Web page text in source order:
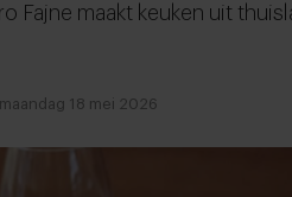
Fajne maakt keuken uit
18 mei 2026